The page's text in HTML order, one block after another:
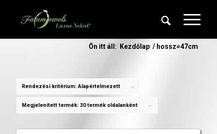
Ön itt áll: Kezdőlap / hossz=47cm
Rendezési kritérium:Alapértelmezett
Megjelenített termék: 30 termék oldalanként